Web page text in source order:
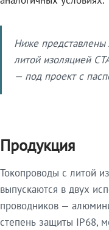
Ниже представлены
литой изоляцией
— под проект с
Продукция
Токопроводы с литой
выпускаются в двух
проводников —
степень защиты IP68,